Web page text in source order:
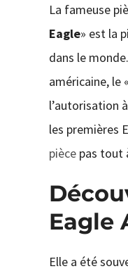
La fameuse
Eagle» est la
dans le
américaine, le
l’autorisation
les premières
piècepas tout
Eagle
Elle a été